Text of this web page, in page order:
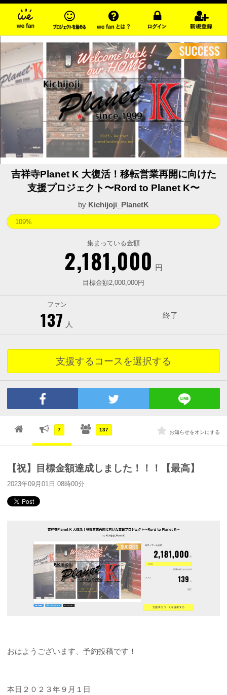
吉祥寺Planet K 大復活！移転営業再開に向けた
支援プロジェクト〜Rord to Planet K〜
by Kichijoji_PlanetK
集まっている金額
2,181,000 円
109%
目標金額2,000,000円
ファン
137 人
終了
支援するコースを選択する
7 137 お知らせをオンにする
【祝】目標金額達成しました！！！【最高】
2023年09月01日 08時00分
おはようございます、予約投稿です！
本日２０２３年９月１日